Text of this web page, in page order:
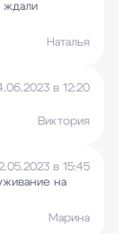
ждали
Наталья
в 12:20
Виктория
в 15:45
на
Марина